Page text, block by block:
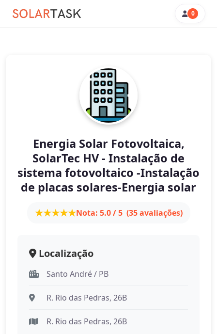
0
Energia Solar Fotovoltaica,
SolarTec HV - Instalação de
sistema fotovoltaico -Instalação
de placas solares-Energia solar
★★★★★Nota: 5.0 / 5 (35 avaliações)
Localização
Santo André / PB
R. Rio das Pedras, 26B
R. Rio das Pedras, 26B